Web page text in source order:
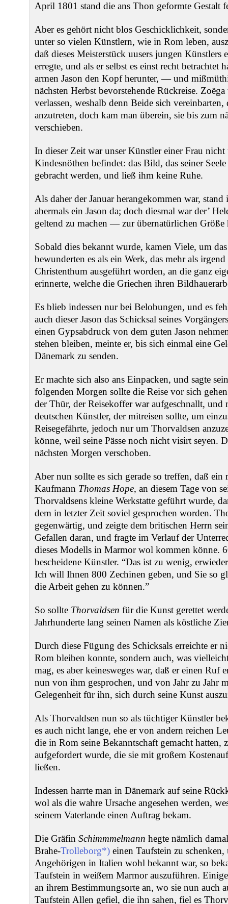
April 1801 stand die ans Thon geformte Gestalt
Aber es gehört nicht blos Geschicklichkeit,
unter so vielen Künstlern, wie in Rom leben,
daß dieses Meisterstück uusers jungen Künstlers
erregte, und als er selbst es einst recht betrachtet
armen Jason den Kopf herunter, — und
nächsten Herbst bevorstehende Rückreise.
verlassen, weshalb denn Beide sich
anzutreten, doch kam man überein, sie bis zum
verschieben.
In dieser Zeit war unser Künstler einer Frau
Kindesnöthen befindet: das Bild, das seiner
gebracht werden, und ließ ihm keine Ruhe.
Als daher der Januar herangekommen war,
abermals ein Jason da; doch diesmal war der’
geltend zu machen — zur übernatürlichen Größe
Sobald dies bekannt wurde, kamen Viele, um
bewunderten es als ein Werk, das mehr als irgend
Christenthum ausgeführt worden, an die ganz
erinnerte, welche die Griechen ihren
Es blieb indessen nur bei Belobungen, und es
auch dieser Jason das Schicksal seines
einen Gypsabdruck von dem guten Jason
stehen bleiben, meinte er, bis sich einmal eine
Dänemark zu senden.
Er machte sich also ans Einpacken, und sagte
folgenden Morgen sollte die Reise vor sich
der Thür, der Reisekoffer war aufgeschnallt, und
deutschen Künstler, der mitreisen sollte, um
Reisegefährte, jedoch nur um Thorvaldsen
könne, weil seine Pässe noch nicht visirt seyen.
nächsten Morgen verschoben.
Aber nun sollte es sich gerade so treffen, daß ein
Kaufmann Thomas Hope, an diesem Tage von
Thorvaldsens kleine Werkstatte geführt wurde,
dem in letzter Zeit soviel gesprochen worden.
gegenwärtig, und zeigte dem britischen Herrn
Gefallen daran, und fragte im Verlauf der
dieses Modells in Marmor wol kommen könne.
bescheidene Künstler. “Das ist zu wenig,
Ich will Ihnen 800 Zechinen geben, und Sie so
die Arbeit gehen zu können.”
So sollte Thorvaldsen für die Kunst gerettet
Jahrhunderte lang seinen Namen als köstliche
Durch diese Fügung des Schicksals erreichte er
Rom bleiben konnte, sondern auch, was
mag, es aber keinesweges war, daß er einen Ruf
nun von ihm gesprochen, und von Jahr zu Jahr
Gelegenheit für ihn, sich durch seine Kunst
Als Thorvaldsen nun so als tüchtiger Künstler
es auch nicht lange, ehe er von andern reichen
die in Rom seine Bekanntschaft gemacht hatten,
aufgefordert wurde, die sie mit großem
ließen.
Indessen harrte man in Dänemark auf seine
wol als die wahre Ursache angesehen werden,
seinem Vaterlande einen Auftrag bekam.
Die Gräfin Schimmmelmann hegte nämlich
Brahe-Trolleborg*) einen Taufstein zu
Angehörigen in Italien wohl bekannt war, so
Taufstein in weißem Marmor auszuführen.
an ihrem Bestimmungsorte an, wo sie nun auch
Taufstein Allen gefiel, die ihn sahen, fiel es